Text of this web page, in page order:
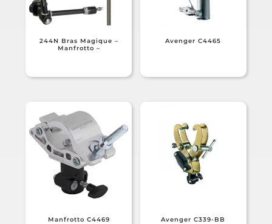
244N Bras Magique –
Manfrotto –
Avenger C4465
Manfrotto C4469 Avenger C339-BB